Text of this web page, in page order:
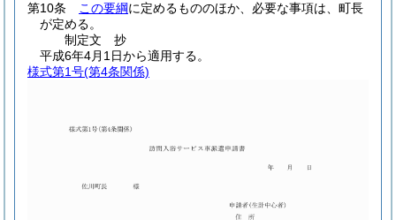
第10条
この要綱に定めるもののほか、必要な事項は、町長
が定める。
制定文 抄
平成6年4月1日から適用する。
様式第1号(第4条関係)